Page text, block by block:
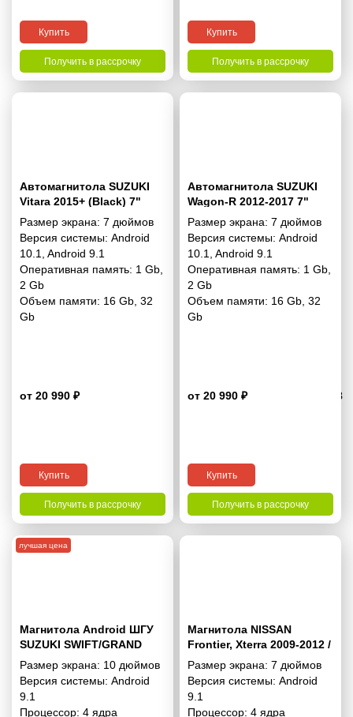
Купить
Получить в рассрочку
Купить
Получить в рассрочку
Автомагнитола SUZUKI
Vitara 2015+ (Black) 7"
Размер экрана: 7 дюймов
Версия системы: Android
10.1
Android 9.1
Оперативная память: 1 Gb
2 Gb
Объем памяти: 16 Gb 32
Gb
от 20 990 ₽ 4.8
Купить
Получить в рассрочку
Автомагнитола SUZUKI
Wagon-R 2012-2017 7"
Размер экрана: 7 дюймов
Версия системы: Android
10.1
,Android 9.1
Оперативная память: 1 Gb
2 Gb
Объем памяти: 16 Gb ,32
Gb
от 20 990 ₽
Купить
Получить в рассрочку
Магнитола Android ШГУ
SUZUKI SWIFT/GRAND
VITARA 2009-2017 10
дюймов - 9.1 1/16 Гб
Simple
Размер экрана: 10 дюймов
Версия системы: Android
9.1
Процессор: 4 ядра
лучшая цена
Магнитола NISSAN
Frontier, Xterra 2009-2012 /
SUZUKI Equator 2009-2012
7 дюймов - 9.1 1/16 Гб
Simple
Размер экрана: 7 дюймов
Версия системы: Android
9.1
Процессор: 4 ядра